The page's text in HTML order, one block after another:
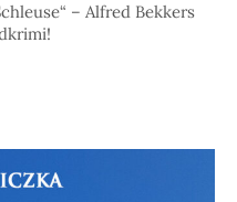
– Alfred Bekkers